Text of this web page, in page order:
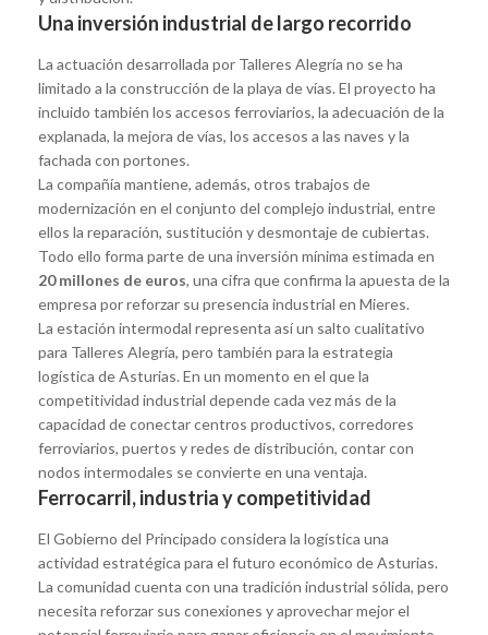
Una inversión industrial de largo recorrido
La actuación desarrollada por Talleres Alegría no se ha
limitado a la construcción de la playa de vías. El proyecto ha
incluido también los accesos ferroviarios, la adecuación de la
explanada, la mejora de vías, los accesos a las naves y la
fachada con portones.
La compañía mantiene, además, otros trabajos de
modernización en el conjunto del complejo industrial, entre
ellos la reparación, sustitución y desmontaje de cubiertas.
Todo ello forma parte de una inversión mínima estimada en
20 millones de euros, una cifra que confirma la apuesta de la
empresa por reforzar su presencia industrial en Mieres.
La estación intermodal representa así un salto cualitativo
para Talleres Alegría, pero también para la estrategia
logística de Asturias. En un momento en el que la
competitividad industrial depende cada vez más de la
capacidad de conectar centros productivos, corredores
ferroviarios, puertos y redes de distribución, contar con
nodos intermodales se convierte en una ventaja.
Ferrocarril, industria y competitividad
El Gobierno del Principado considera la logística una
actividad estratégica para el futuro económico de Asturias.
La comunidad cuenta con una tradición industrial sólida, pero
necesita reforzar sus conexiones y aprovechar mejor el